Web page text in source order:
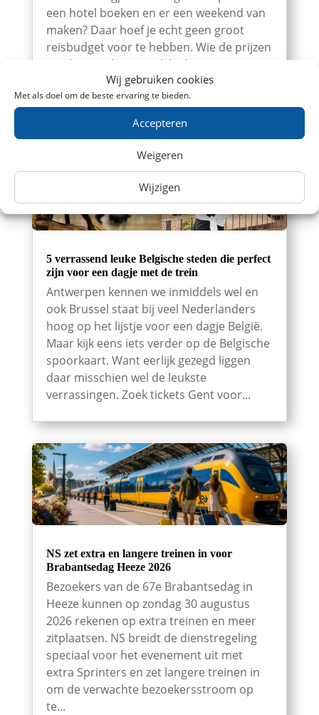
Wij gebruiken cookies
Met als doel om de beste ervaring te bieden.
Accepteren
Weigeren
Wijzigen
een hotel boeken en er een weekend van
maken? Daar hoef je echt geen groot
reisbudget voor te hebben. Wie de prijzen
een beetje slim vergelijkt, kan vanuit
Nederland verrassend goedkoop met de
trein naar België. Zoek tickets Met...
5 verrassend leuke Belgische steden die perfect
zijn voor een dagje met de trein
Antwerpen kennen we inmiddels wel en
ook Brussel staat bij veel Nederlanders
hoog op het lijstje voor een dagje België.
Maar kijk eens iets verder op de Belgische
spoorkaart. Want eerlijk gezegd liggen
daar misschien wel de leukste
verrassingen. Zoek tickets Gent voor...
NS zet extra en langere treinen in voor
Brabantsedag Heeze 2026
Bezoekers van de 67e Brabantsedag in
Heeze kunnen op zondag 30 augustus
2026 rekenen op extra treinen en meer
zitplaatsen. NS breidt de dienstregeling
speciaal voor het evenement uit met
extra Sprinters en zet langere treinen in
om de verwachte bezoekersstroom op
te...